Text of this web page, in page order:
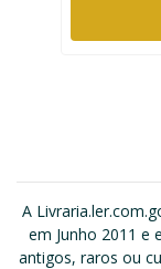
A
em Junho 2011 e
antigos, raros ou